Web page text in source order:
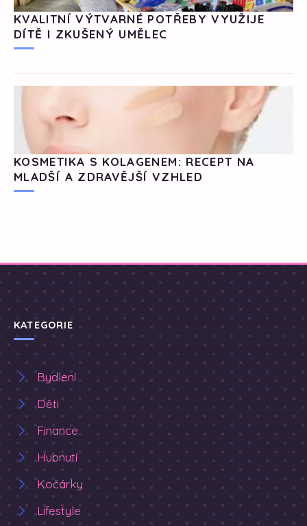
KVALITNÍ VÝTVARNÉ POTŘEBY VYUŽIJE
DÍTĚ I ZKUŠENÝ UMĚLEC
KOSMETIKA S KOLAGENEM: RECEPT NA
MLADŠÍ A ZDRAVĚJŠÍ VZHLED
KATEGORIE
Bydlení
Děti
Finance
Hubnutí
Kočárky
Lifestyle